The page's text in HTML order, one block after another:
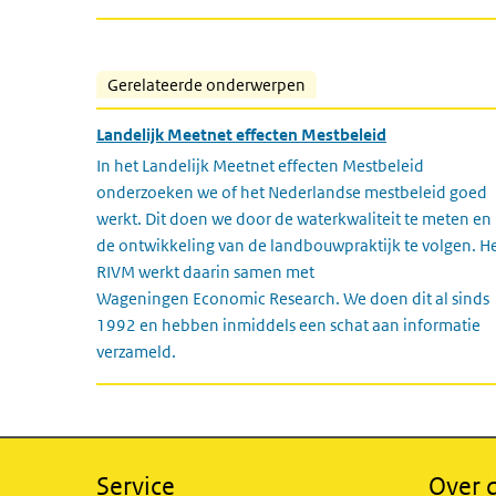
Gerelateerde onderwerpen
Landelijk Meetnet effecten Mestbeleid
In het Landelijk Meetnet effecten Mestbeleid
onderzoeken we of het Nederlandse mestbeleid goed
werkt. Dit doen we door de waterkwaliteit te meten en
de ontwikkeling van de landbouwpraktijk te volgen.
RIVM werkt daarin samen met
Wageningen Economic Research. We doen dit al sinds
1992 en hebben inmiddels een schat aan informatie
verzameld.
Service Over